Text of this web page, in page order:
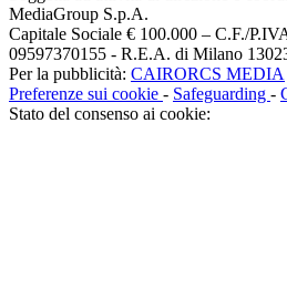
MediaGroup S.p.A.
Capitale Sociale € 100.000 – C.F./
09597370155 - R.E.A. di Milano
Per la pubblicità: CAIRORCS MEDIA
Preferenze sui cookie - Safeguarding -
Stato del consenso ai cookie: